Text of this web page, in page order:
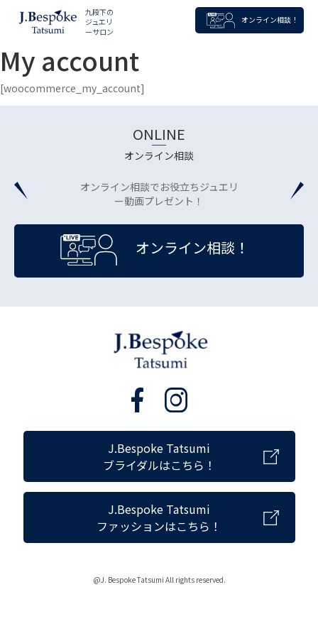
九段下の
ジュエリ
ーサロン
オンライン相談！
My account
[woocommerce_my_account]
ONLINE
オンライン相談
オンライン相談でお役立ちジュエリ
ー動画プレゼント！
オンライン相談！
J.Bespoke Tatsumi
ブライダルはこちら！
J.Bespoke Tatsumi
ファッションはこちら！
@J. Bespoke Tatsumi All rights reserved.